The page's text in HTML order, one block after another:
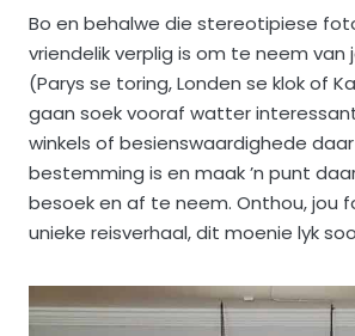
Bo en behalwe die stereotipiese
vriendelik verplig is om te neem
(Parys se toring, Londen se klok of
gaan soek vooraf watter
winkels of besienswaardighede
bestemming is en maak ’n punt
besoek en af te neem. Onthou, jou
unieke reisverhaal, dit moenie lyk